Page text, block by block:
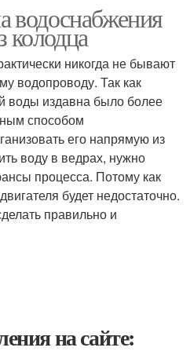
водоснабжения
колодца
никогда не бывают
водопроводу. Так как
воды издавна было более
способом
его напрямую из
воду в ведрах, нужно
процесса. Потому как
будет недостаточно.
правильно и
на сайте: